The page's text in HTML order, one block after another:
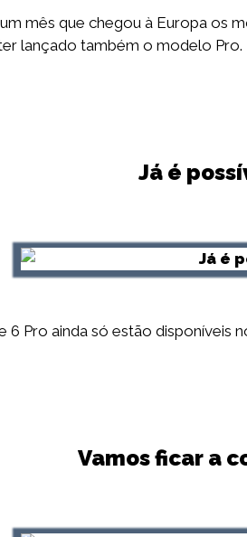
mês que chegou à Europa os
lançado também o modelo Pro.
Já é
6 Pro ainda só estão disponíveis
Vamos ficar a